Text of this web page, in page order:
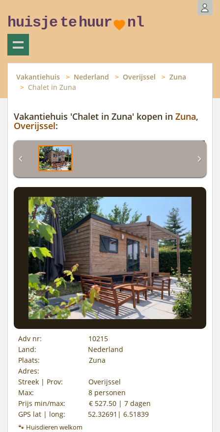
huisje tehuur nl
Vakantiehuis Nederland Overijssel
Zuna
Chalet in Zuna
Vakantiehuis 'Chalet in Zuna' kopen in Zuna,
Overijssel:
Adv nr:
10215
Land:
Nederland
Plaats:
Zuna
Adres:
Streek | Prov:
Overijssel
Max:
8 personen
Prijs min/max:
€ 527.50 | 7 dagen
GPS lat | long:
52.32691| 6.51839
🐾 Huisdieren welkom